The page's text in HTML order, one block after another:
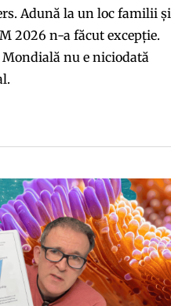
Adună la un loc familii și
2026 n-a făcut excepție.
Mondială nu e niciodată